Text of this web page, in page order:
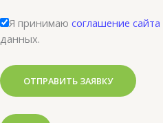
Я принимаю соглашение сайта
данных.